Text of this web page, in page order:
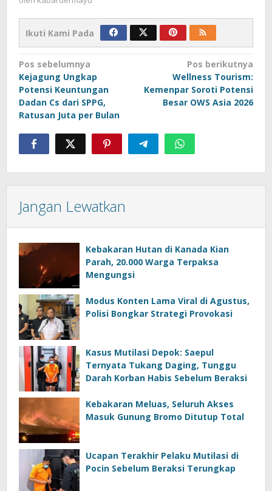
Ikuti Kami Pada
Navigasi
pos
Pos sebelumnya
Kejagung Ungkap
Potensi Keuntungan
Dadan Cs dari SPPG,
Ratusan Juta per Bulan
Pos berikutnya
Wellness Tourism:
Kemenpar Soroti Potensi
Besar OWS Asia 2026
Jangan Lewatkan
Kebakaran Hutan di Kanada Kian
Parah, 20.000 Warga Terpaksa
Mengungsi
Modus Konten Lama Viral di Agustus,
Polisi Bongkar Strategi Provokasi
Kasus Mutilasi Depok: Saepul
Ternyata Tukang Daging, Tunggu
Darah Korban Habis Sebelum Beraksi
Kebakaran Meluas, Seluruh Akses
Masuk Gunung Bromo Ditutup Total
Ucapan Terakhir Pelaku Mutilasi di
Pocin Sebelum Beraksi Terungkap